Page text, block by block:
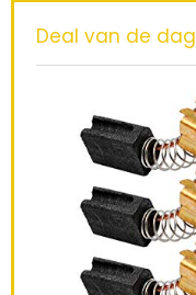
Deal van de dag